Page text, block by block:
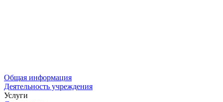
Общая информация
Деятельность учреждения
Услуги